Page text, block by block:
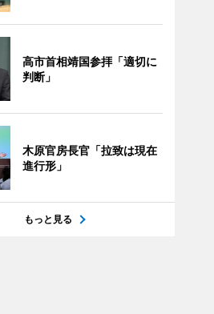
高市首相靖国参拝「適切に
判断」
木原官房長官「拉致は現在
進行形」
もっと見る